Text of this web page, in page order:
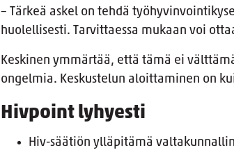
– Tärkeä askel on tehdä
huolellisesti. Tarvittaessa mukaan voi
Keskinen ymmärtää, että tämä ei
ongelmia. Keskustelun aloittaminen on
Hivpoint lyhyesti
Hiv-säätiön ylläpitämä